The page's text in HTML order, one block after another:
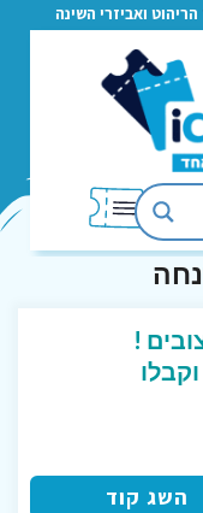
ואביזרי השינה
!
וקבלו
השג קוד